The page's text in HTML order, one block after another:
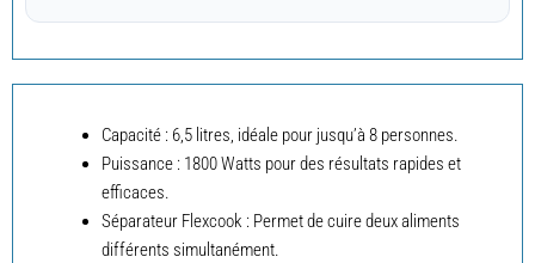
Capacité : 6,5 litres, idéale pour jusqu’à 8 personnes.
Puissance : 1800 Watts pour des résultats rapides et
efficaces.
Séparateur Flexcook : Permet de cuire deux aliments
différents simultanément.